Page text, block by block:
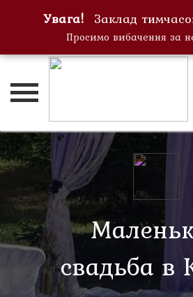
Увага! Заклад
Просимо вибачення за
Получить
скидку
-20% на
всё
меню!
Главная
нас
Блог
Вакансии
свадьба в